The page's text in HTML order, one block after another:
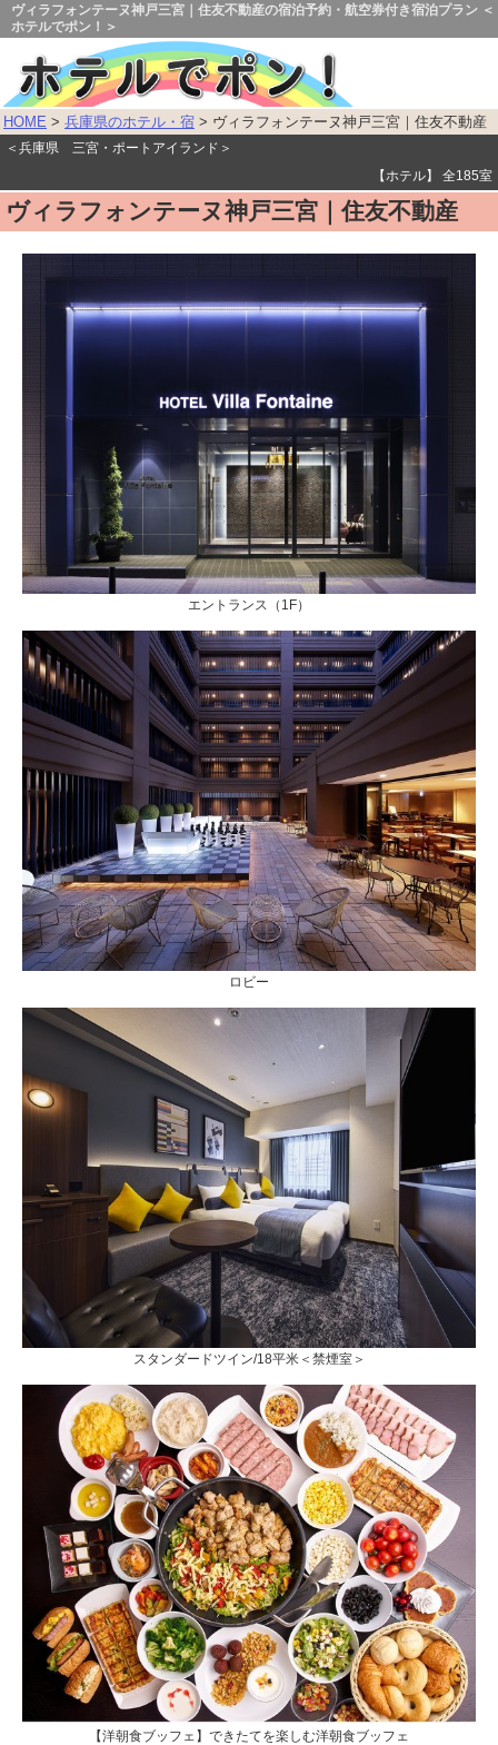
ヴィラフォンテーヌ神戸三宮｜住友不動産の宿泊予約・航空券付き宿泊プラン ＜
ホテルでポン！＞
HOME > 兵庫県のホテル・宿 > ヴィラフォンテーヌ神戸三宮｜住友不動産
＜兵庫県 三宮・ポートアイランド＞
【ホテル】 全185室
ヴィラフォンテーヌ神戸三宮｜住友不動産
エントランス（1F）
ロビー
スタンダードツイン/18平米＜禁煙室＞
【洋朝食ブッフェ】できたてを楽しむ洋朝食ブッフェ